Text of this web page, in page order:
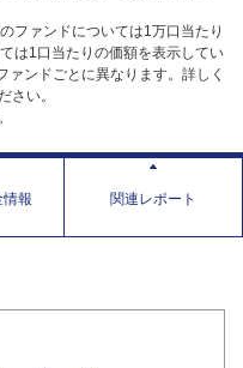
ファンドについては1万口当たり
は1口当たりの価額を表示してい
ァンドごとに異なります。詳しく
さい。
報 関連レポート